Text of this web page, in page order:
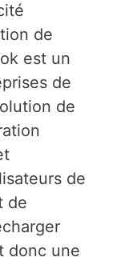
de
est un
de
de
de
de
donc une